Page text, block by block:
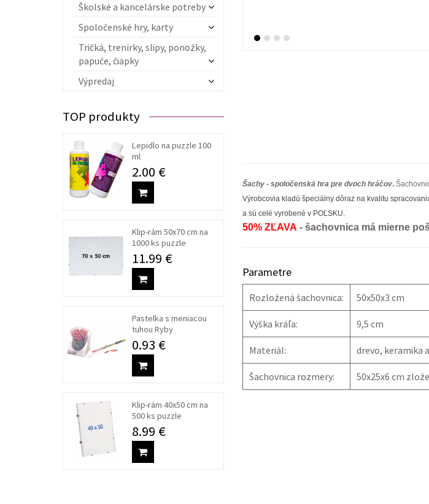
Školské a kancelárske potreby
Spoločenské hry, karty
Tričká, trenírky, slipy, ponožky,
papuče, čiapky
Výpredaj
TOP produkty
Lepidlo na puzzle 100
ml
2.00 €
Klip-rám 50x70 cm na
1000 ks puzzle
11.99 €
Pastelka s meniacou
tuhou Ryby
0.93 €
Klip-rám 40x50 cm na
500 ks puzzle
8.99 €
Šachy - spoločenská hra pre dvoch hráčov.
Výrobcovia kladú špeciálny dôraz na kvalitu
a sú celé vyrobené v POĽSKU.
50% ZĽAVA - šachovnica má mierne
Parametre
Rozložená šachovnica: 50x50x3 cm
Výška kráľa: 9,5 cm
Materiál: drevo, keramika
Šachovnica rozmery: 50x25x6 cm